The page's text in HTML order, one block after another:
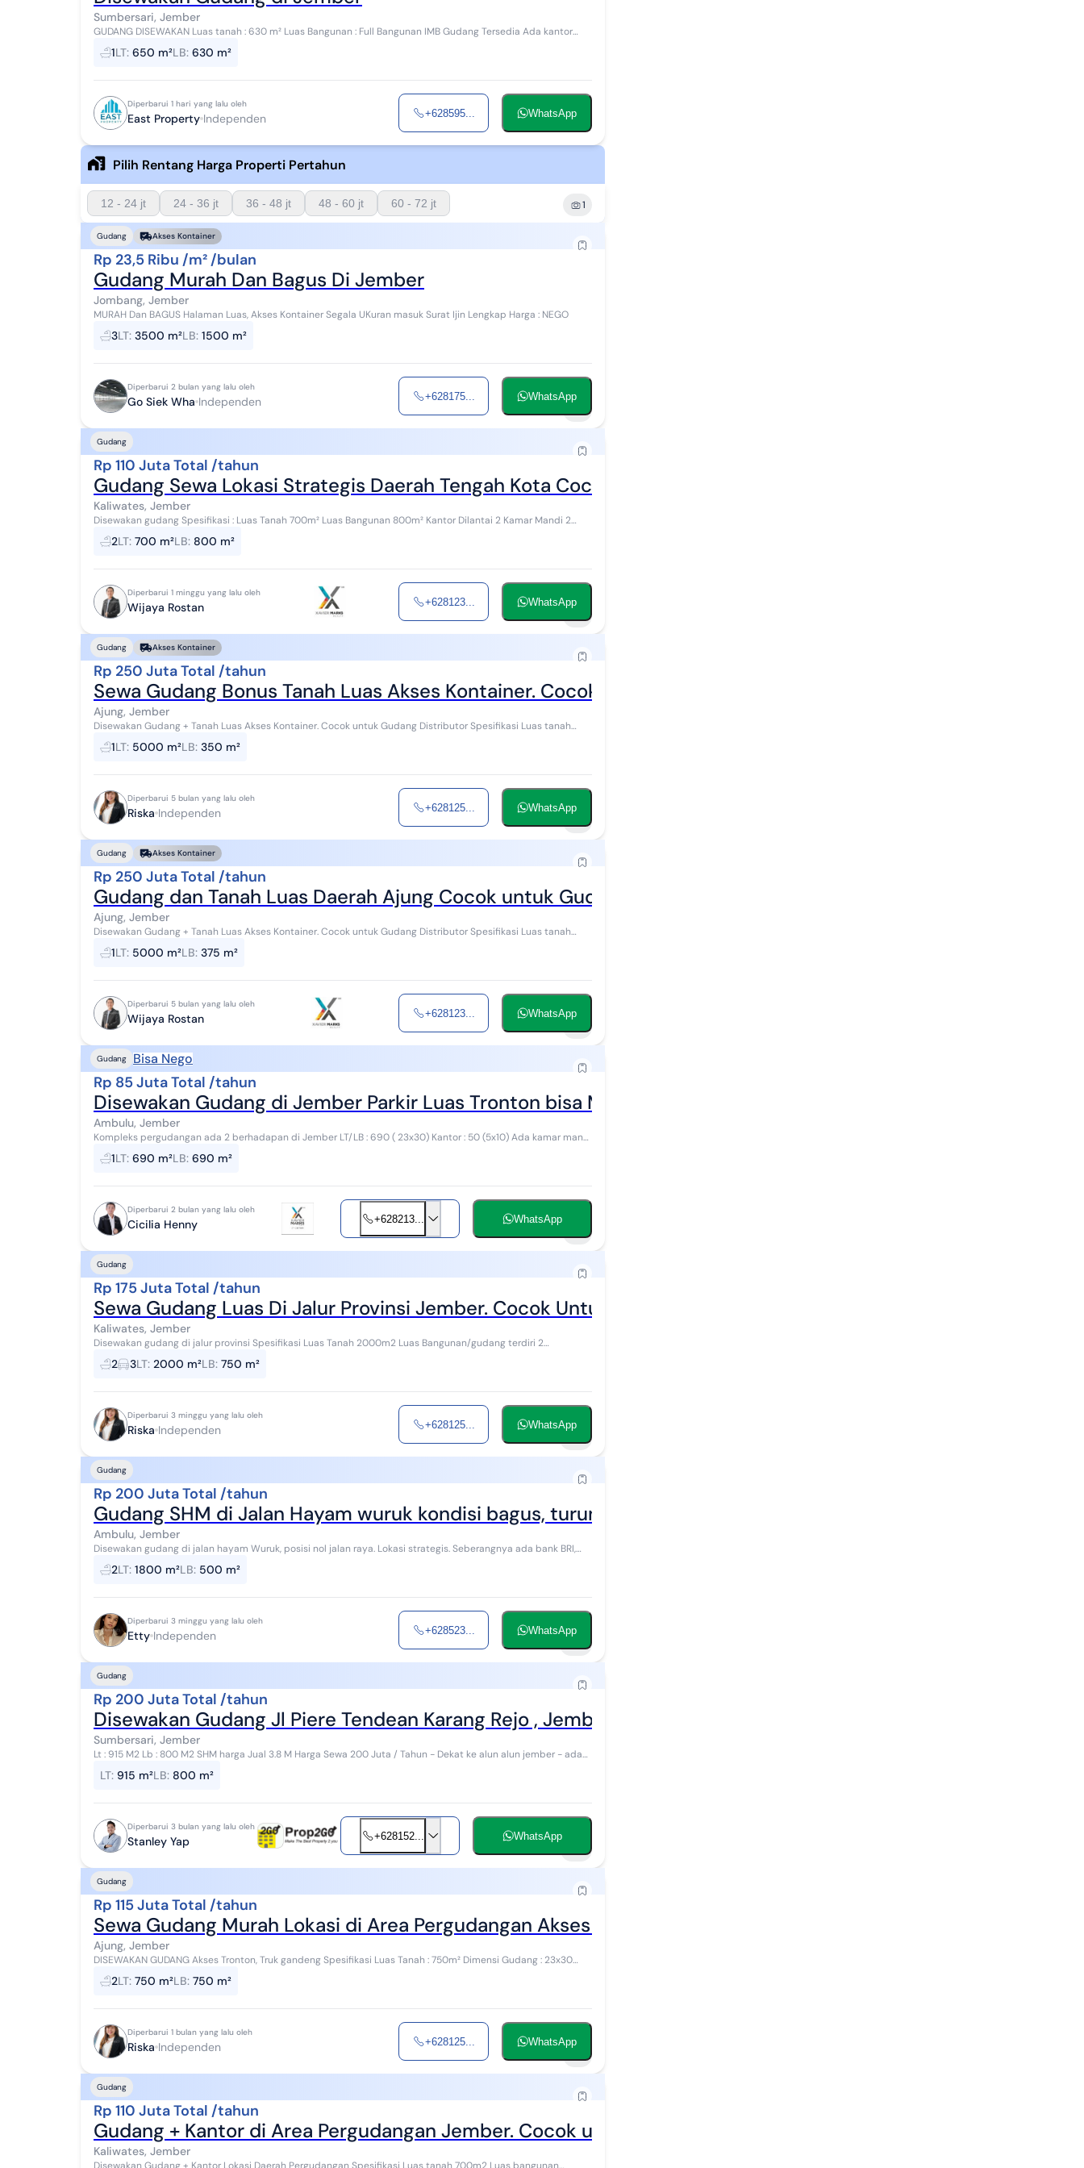
Sumbersari, Jember
GUDANG DISEWAKAN Luas tanah : 630 m² Luas Bangunan : Full Bangunan IMB Gudang Tersedia Ada kantor
1LT: 650 m²LB: 630 m²
Diperbarui 1 hari yang lalu oleh
East Property Independen +628595... WhatsApp
Pilih Rentang Harga Properti Pertahun
12 - 24 jt 24 - 36 jt 36 - 48 jt 48 - 60 jt 60 - 72 jt 1
Gudang Akses Kontainer
Rp 23,5 Ribu /m² /bulan
Gudang Murah Dan Bagus Di Jember
Jombang, Jember
MURAH Dan BAGUS Halaman Luas, Akses Kontainer Segala UKuran masuk Surat Ijin Lengkap Harga : NEGO
3LT: 3500 m²LB: 1500 m²
Diperbarui 2 bulan yang lalu oleh
Go Siek Wha Independen +628175... WhatsApp
Gudang
Rp 110 Juta Total /tahun
Gudang Sewa Lokasi Strategis Daerah Tengah Kota Cocok Untuk Gudang Distributor
Kaliwates, Jember
Disewakan gudang Spesifikasi : Luas Tanah 700m² Luas Bangunan 800m² Kantor Dilantai 2 Kamar Mandi 2
2LT: 700 m²LB: 800 m²
Diperbarui 1 minggu yang lalu oleh
Wijaya Rostan +628123... WhatsApp
Gudang Akses Kontainer
Rp 250 Juta Total /tahun
Sewa Gudang Bonus Tanah Luas Akses Kontainer. Cocok untuk Gudang Distributor
Ajung, Jember
Disewakan Gudang + Tanah Luas Akses Kontainer. Cocok untuk Gudang Distributor Spesifikasi Luas tanah
5000m² Luas gudang 15x25m Ada rumah besar Li...
1LT: 5000 m²LB: 350 m²
Diperbarui 5 bulan yang lalu oleh
Riska Independen +628125... WhatsApp
Gudang Akses Kontainer
Rp 250 Juta Total /tahun
Gudang dan Tanah Luas Daerah Ajung Cocok untuk Gudang Distributor
Ajung, Jember
Disewakan Gudang + Tanah Luas Akses Kontainer. Cocok untuk Gudang Distributor Spesifikasi Luas tanah
5000m² Luas gudang 15x25m Ada rumah besar Li...
1LT: 5000 m²LB: 375 m²
Diperbarui 5 bulan yang lalu oleh
Wijaya Rostan +628123... WhatsApp
Gudang Bisa Nego
Rp 85 Juta Total /tahun
Disewakan Gudang di Jember Parkir Luas Tronton bisa Masuk
Ambulu, Jember
Kompleks pergudangan ada 2 berhadapan di Jember LT/LB : 690 ( 23x30) Kantor : 50 (5x10) Ada kamar mandi
1LT: 690 m²LB: 690 m²
Diperbarui 2 bulan yang lalu oleh
Cicilia Henny +628213... WhatsApp
Gudang
Rp 175 Juta Total /tahun
Sewa Gudang Luas Di Jalur Provinsi Jember. Cocok Untuk Gudang Distributor
Kaliwates, Jember
Disewakan gudang di jalur provinsi Spesifikasi Luas Tanah 2000m2 Luas Bangunan/gudang terdiri 2
bangungan 750m2 Kamar Tidur 3 Bisa difungsikan sbg...
2 3LT: 2000 m²LB: 750 m²
Diperbarui 3 minggu yang lalu oleh
Riska Independen +628125... WhatsApp
Gudang
Rp 200 Juta Total /tahun
Gudang SHM di Jalan Hayam wuruk kondisi bagus, turun harga
Ambulu, Jember
Disewakan gudang di jalan hayam Wuruk, posisi nol jalan raya. Lokasi strategis. Seberangnya ada bank BRI,
sebelahnya ada dealer mobil Honda. cocok ...
2LT: 1800 m²LB: 500 m²
Diperbarui 3 minggu yang lalu oleh
Etty Independen +628523... WhatsApp
Gudang
Rp 200 Juta Total /tahun
Disewakan Gudang Jl Piere Tendean Karang Rejo , Jember
Sumbersari, Jember
Lt : 915 M2 Lb : 800 M2 SHM harga Jual 3.8 M Harga Sewa 200 Juta / Tahun - Dekat ke alun alun jember - ada
LT: 915 m²LB: 800 m²
Diperbarui 3 bulan yang lalu oleh
Stanley Yap +628152... WhatsApp
Gudang
Rp 115 Juta Total /tahun
Sewa Gudang Murah Lokasi di Area Pergudangan Akses Tronton
Ajung, Jember
DISEWAKAN GUDANG Akses Tronton, Truk gandeng Spesifikasi Luas Tanah : 750m² Dimensi Gudang : 23x30
2LT: 750 m²LB: 750 m²
Diperbarui 1 bulan yang lalu oleh
Riska Independen +628125... WhatsApp
Gudang
Rp 110 Juta Total /tahun
Gudang + Kantor di Area Pergudangan Jember. Cocok untuk Gudang Distributor
Kaliwates, Jember